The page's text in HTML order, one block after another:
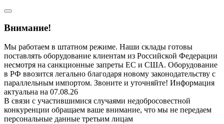
Внимание!
Мы работаем в штатном режиме. Наши склады готовы
поставлять оборудование клиентам из Российской Федерации
несмотря на санкционные запреты ЕС и США. Оборудование
в РФ ввозится легально благодаря новому законодательству с
параллельным импортом. Звоните и уточняйте! Информация
актуальна на 07.08.26
В связи с участившимися случаями недобросовестной
конкуренции обращаем ваше внимание, что мы не передаем
персональные данные третьим лицам